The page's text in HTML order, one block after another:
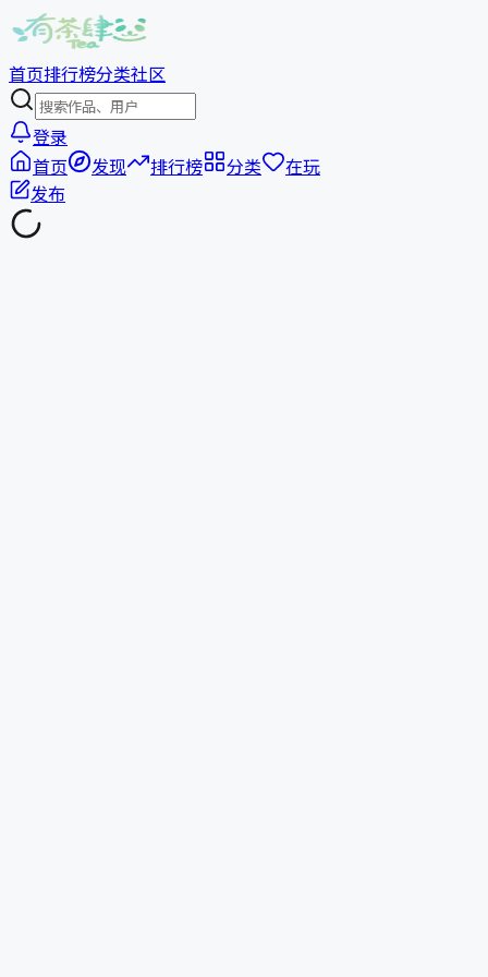
首页排行榜分类社区
登录
首页
发现 排行榜 分类
在玩
发布